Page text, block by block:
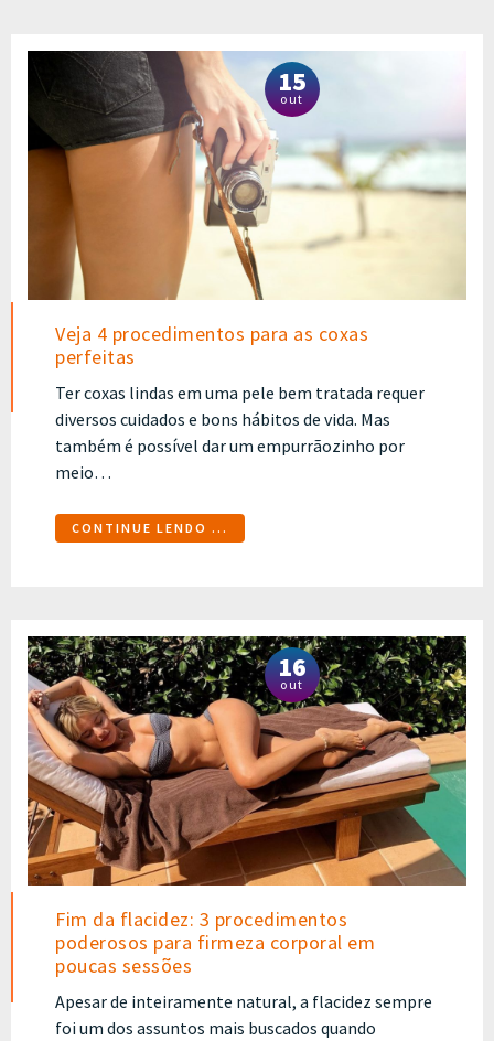
15
out
Veja 4 procedimentos para as coxas
perfeitas
Ter coxas lindas em uma pele bem tratada requer
diversos cuidados e bons hábitos de vida. Mas
também é possível dar um empurrãozinho por
meio…
CONTINUE LENDO ...
16
out
Fim da flacidez: 3 procedimentos
poderosos para firmeza corporal em
poucas sessões
Apesar de inteiramente natural, a flacidez sempre
foi um dos assuntos mais buscados quando